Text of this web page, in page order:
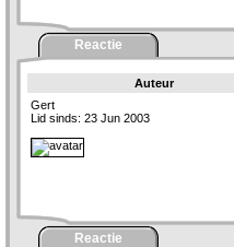
Reactie
Auteur
Gert
Lid sinds: 23 Jun 2003
Reactie